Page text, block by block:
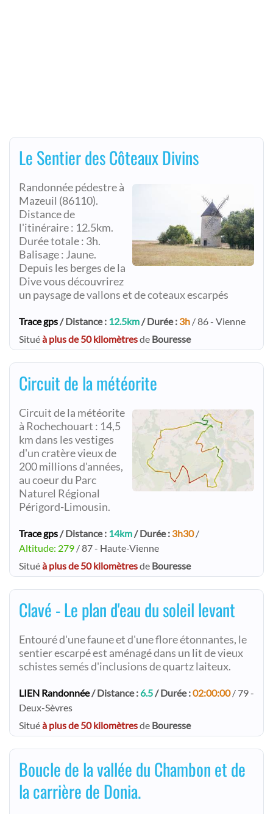
Le Sentier des Côteaux Divins
Randonnée pédestre à
Mazeuil (86110).
Distance de
l'itinéraire : 12.5km.
Durée totale : 3h.
Balisage : Jaune.
Depuis les berges de la
Dive vous découvrirez
un paysage de vallons et de coteaux escarpés
Trace gps/ Distance : 12.5km/ Durée : 3h / 86 - Vienne
Situéà plus de 50 kilomètresde Bouresse
Circuit de la météorite
Circuit de la météorite
à Rochechouart : 14,5
km dans les vestiges
d'un cratère vieux de
200 millions d'années,
au coeur du Parc
Naturel Régional
Périgord-Limousin.
Trace gps/ Distance : 14km/ Durée : 3h30/
Altitude: 279 / 87 - Haute-Vienne
Situéà plus de 50 kilomètresde Bouresse
Clavé - Le plan d'eau du soleil levant
Entouré d'une faune et d'une flore étonnantes, le
sentier escarpé est aménagé dans un lit de vieux
schistes semés d'inclusions de quartz laiteux.
LIEN Randonnée/ Distance : 6.5/ Durée :02:00:00/ 79 -
Deux-Sèvres
Situéà plus de 50 kilomètresde Bouresse
Boucle de la vallée du Chambon et de
la carrière de Donia.